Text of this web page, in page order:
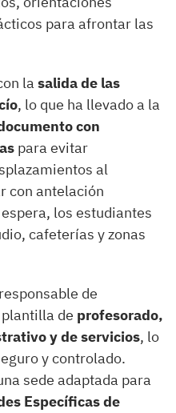
para afrontar las
la salida de las
, lo que ha llevado a la
con
para evitar
al
con antelación
los estudiantes
cafeterías y zonas
de
de profesorado,
y de servicios, lo
y controlado.
sede adaptada para
Específicas de